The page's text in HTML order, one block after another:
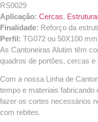
RS0029
Aplicação: Cercas,
Finalidade: Reforço da
Perfil: TG072 ou 50X100
As Cantoneiras Alutim têm
quadros de portões, cercas
Com a nossa Linha de
tempo e materiais fabricando
fazer os cortes necessários
com rebites.